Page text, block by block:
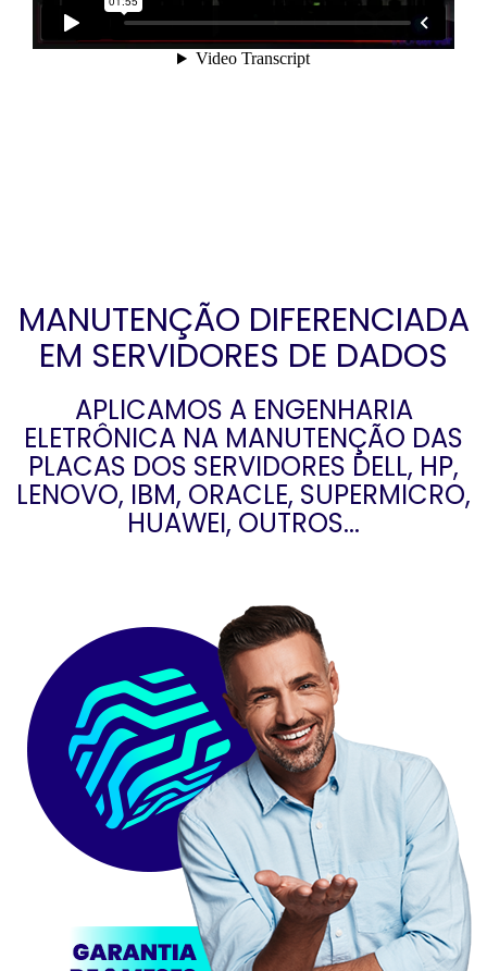
MANUTENÇÃO DIFERENCIADA
EM SERVIDORES DE DADOS
APLICAMOS A ENGENHARIA
ELETRÔNICA NA MANUTENÇÃO DAS
PLACAS DOS SERVIDORES DELL, HP,
LENOVO, IBM, ORACLE, SUPERMICRO,
HUAWEI, OUTROS...